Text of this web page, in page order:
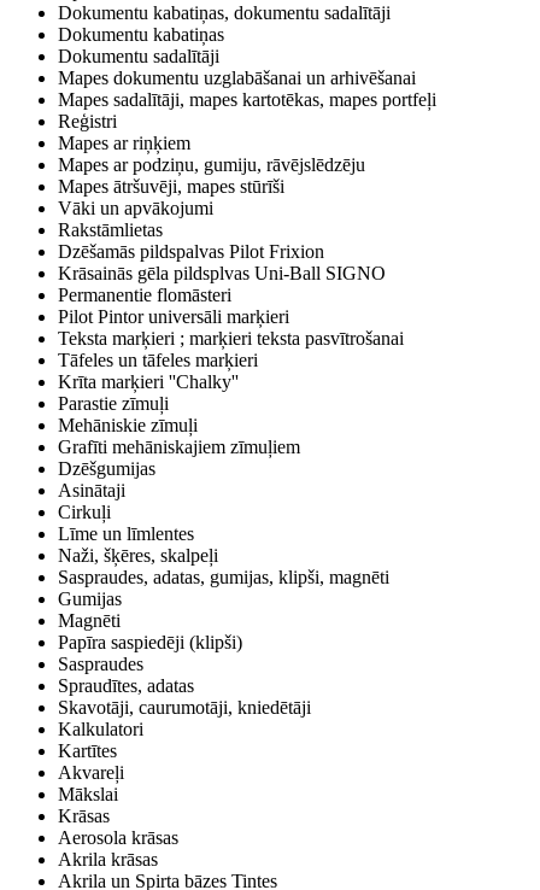
Dokumentu kabatiņas, dokumentu sadalītāji
Dokumentu kabatiņas
Dokumentu sadalītāji
Mapes dokumentu uzglabāšanai un arhivēšanai
Mapes sadalītāji, mapes kartotēkas, mapes portfeļi
Reģistri
Mapes ar riņķiem
Mapes ar podziņu, gumiju, rāvējslēdzēju
Mapes ātršuvēji, mapes stūrīši
Vāki un apvākojumi
Rakstāmlietas
Dzēšamās pildspalvas Pilot Frixion
Krāsainās gēla pildsplvas Uni-Ball SIGNO
Permanentie flomāsteri
Pilot Pintor universāli marķieri
Teksta marķieri ; marķieri teksta pasvītrošanai
Tāfeles un tāfeles marķieri
Krīta marķieri ''Chalky''
Parastie zīmuļi
Mehāniskie zīmuļi
Grafīti mehāniskajiem zīmuļiem
Dzēšgumijas
Asinātaji
Cirkuļi
Līme un līmlentes
Naži, šķēres, skalpeļi
Saspraudes, adatas, gumijas, klipši, magnēti
Gumijas
Magnēti
Papīra saspiedēji (klipši)
Saspraudes
Spraudītes, adatas
Skavotāji, caurumotāji, kniedētāji
Kalkulatori
Kartītes
Akvareļi
Mākslai
Krāsas
Aerosola krāsas
Akrila krāsas
Akrila un Spirta bāzes Tintes